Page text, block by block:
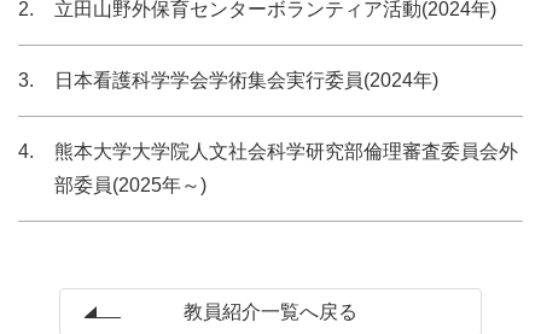
立田山野外保育センターボランティア活動(2024年)
日本看護科学学会学術集会実行委員(2024年)
熊本大学大学院人文社会科学研究部倫理審査委員会外
部委員(2025年～)
教員紹介一覧へ戻る